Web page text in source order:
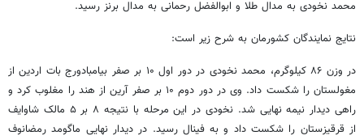
محمد نخودی به مدال طلا و ابوالفضل رحمانی به مدال برنز رسید.
نتایج نمایندگان کشورمان به شرح زیر است:
در وزن ۸۶ کیلوگرم، محمد نخودی در دور اول ۱۰ بر صفر بیامبادورج بات اردین از
مغولستان را شکست داد. وی در دور دوم ۱۰ بر صفر آرین از هند را مغلوب کرد و
راهی دیدار نیمه نهایی شد. نخودی در این مرحله با نتیجه ۸ بر ۵ مالک شاوایف
از قرقیزستان را شکست داد و به فینال رسید. در دیدار نهایی ماگومد رمضانوف